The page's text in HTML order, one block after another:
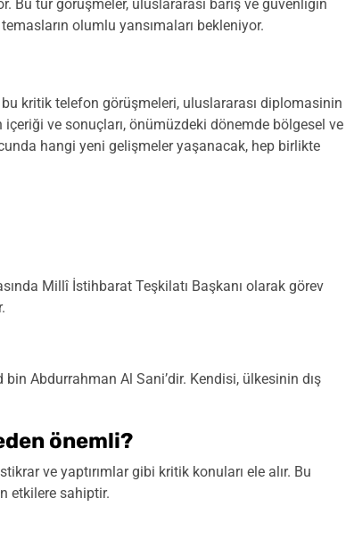
tür görüşmeler, uluslararası barış ve güvenliğin
olumlu yansımaları bekleniyor.
bu kritik telefon görüşmeleri, uluslararası diplomasinin
ve sonuçları, önümüzdeki dönemde bölgesel ve
hangi yeni gelişmeler yaşanacak, hep birlikte
Millî İstihbarat Teşkilatı Başkanı olarak görev
bin Abdurrahman Al Sani’dir. Kendisi, ülkesinin dış
önemli?
ve yaptırımlar gibi kritik konuları ele alır. Bu
etkilere sahiptir.